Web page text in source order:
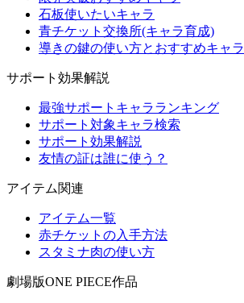
石板使いたいキャラ
青チケット交換所(キャラ育成)
導きの鍵の使い方とおすすめキャラ
サポート効果解説
最強サポートキャラランキング
サポート対象キャラ検索
サポート効果解説
友情の証は誰に使う？
アイテム関連
アイテム一覧
赤チケットの入手方法
スタミナ肉の使い方
劇場版ONE PIECE作品